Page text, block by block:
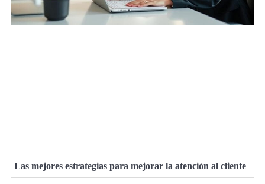
Las mejores estrategias para mejorar la atención al cliente